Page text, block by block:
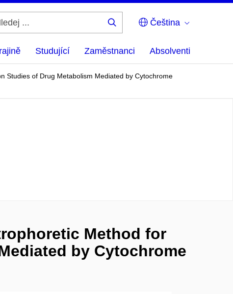
Čeština
Studující Zaměstnanci Absolventi
Studies of Drug Metabolism Mediated by Cytochrome
Method for
by Cytochrome